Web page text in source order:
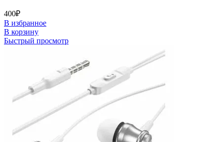
400₽
В избранное
В корзину
Быстрый просмотр